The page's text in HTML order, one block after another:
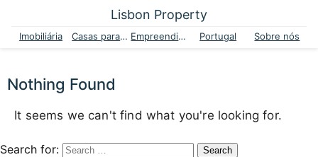
Lisbon Property
Imobiliária Casas para venda Empreendimentos Portugal Sobre nós
Nothing Found
It seems we can't find what you're looking for.
Search for: